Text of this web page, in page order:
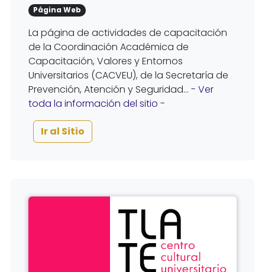
Página Web
La página de actividades de capacitación
de la Coordinación Académica de
Capacitación, Valores y Entornos
Universitarios (CACVEU), de la Secretaría de
Prevención, Atención y Seguridad... - Ver
toda la información del sitio -
Ir al Sitio